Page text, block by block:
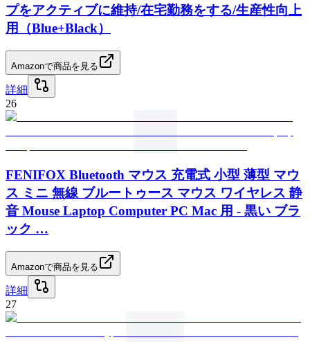
プをアクティブに維持/在宅勤務をする/生産性向上
用（Blue+Black）
Amazonで商品を見る
詳細
26
FENIFOX Bluetooth マウス 充電式 小型 薄型 マウ
ス ミニ 無線 ブルートゥース マウス ワイヤレス 静
音 Mouse Laptop Computer PC Mac 用 - 黒い ブラ
ック …
Amazonで商品を見る
詳細
27